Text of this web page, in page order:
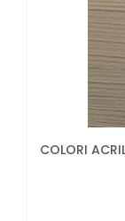
COLORI